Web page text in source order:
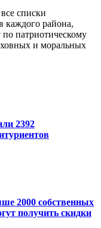
списки
каждого района,
по патриотическому
и моральных
2392
2000 собственных
получить скидки